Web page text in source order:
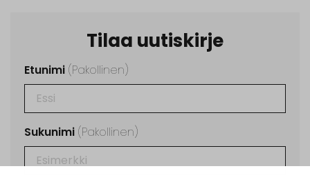
Tilaa uutiskirje
Etunimi (Pakollinen)
Sukunimi (Pakollinen)